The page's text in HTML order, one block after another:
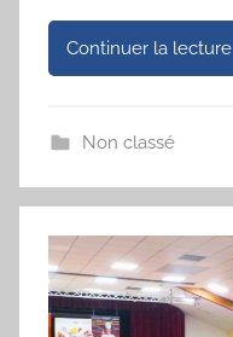
Continuer la lecture
Non classé